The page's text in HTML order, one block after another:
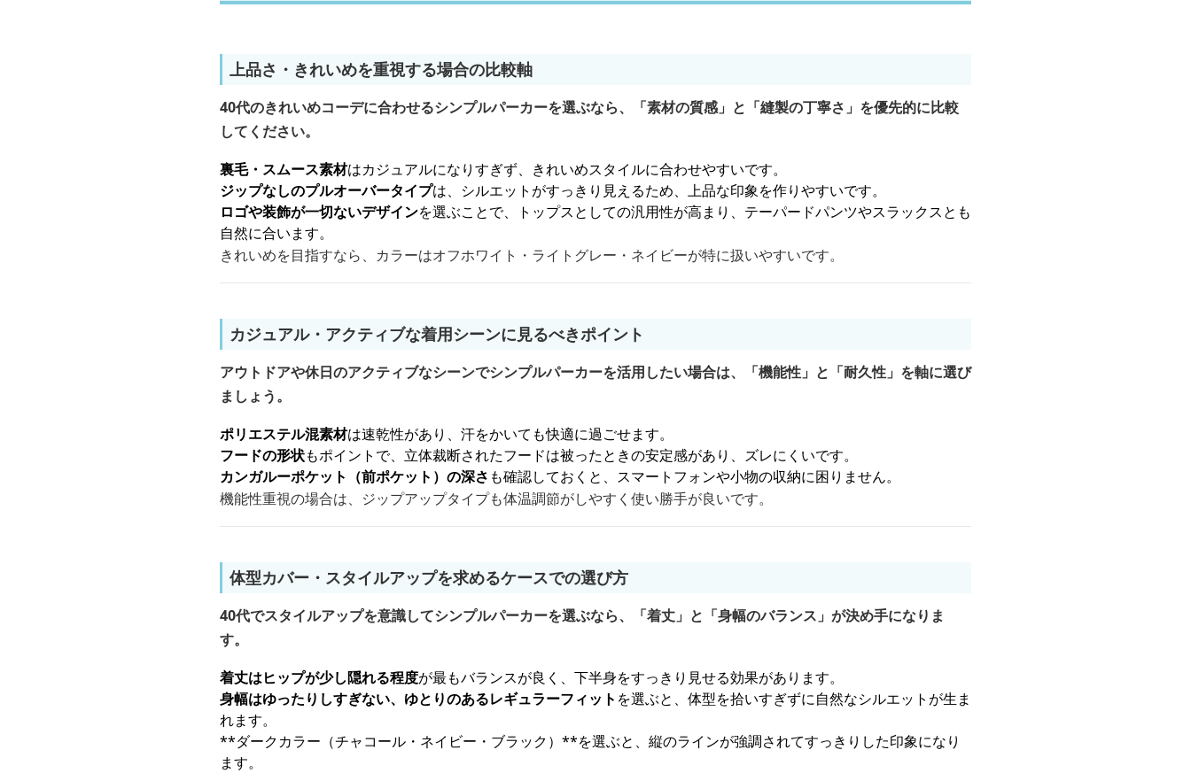
上品さ・きれいめを重視する場合の比較軸
40代のきれいめコーデに合わせるシンプルパーカーを選ぶなら、「素材の質感」と「縫製の丁寧さ」を優先的に比較
してください。
裏毛・スムース素材はカジュアルになりすぎず、きれいめスタイルに合わせやすいです。
ジップなしのプルオーバータイプは、シルエットがすっきり見えるため、上品な印象を作りやすいです。
ロゴや装飾が一切ないデザインを選ぶことで、トップスとしての汎用性が高まり、テーパードパンツやスラックスとも
自然に合います。
きれいめを目指すなら、カラーはオフホワイト・ライトグレー・ネイビーが特に扱いやすいです。
カジュアル・アクティブな着用シーンに見るべきポイント
アウトドアや休日のアクティブなシーンでシンプルパーカーを活用したい場合は、「機能性」と「耐久性」を軸に選び
ましょう。
ポリエステル混素材は速乾性があり、汗をかいても快適に過ごせます。
フードの形状もポイントで、立体裁断されたフードは被ったときの安定感があり、ズレにくいです。
カンガルーポケット（前ポケット）の深さ も確認しておくと、スマートフォンや小物の収納に困りません。
機能性重視の場合は、ジップアップタイプも体温調節がしやすく使い勝手が良いです。
体型カバー・スタイルアップを求めるケースでの選び方
40代でスタイルアップを意識してシンプルパーカーを選ぶなら、「着丈」と「身幅のバランス」が決め手になりま
す。
着丈はヒップが少し隠れる程度が最もバランスが良く、下半身をすっきり見せる効果があります。
身幅はゆったりしすぎない、ゆとりのあるレギュラーフィット を選ぶと、体型を拾いすぎずに自然なシルエットが生ま
れます。
**ダークカラー（チャコール・ネイビー・ブラック）**を選ぶと、縦のラインが強調されてすっきりした印象になり
ます。